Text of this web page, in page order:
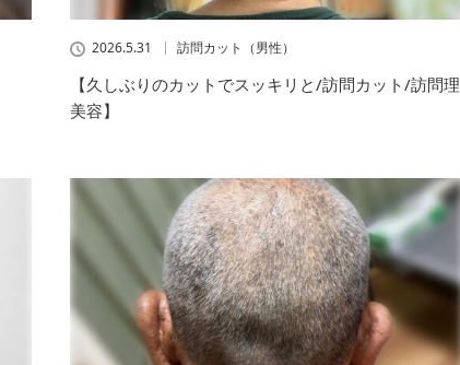
2026.5.31 訪問カット（男性）
【久しぶりのカットでスッキリと/訪問カット/訪問理
美容】